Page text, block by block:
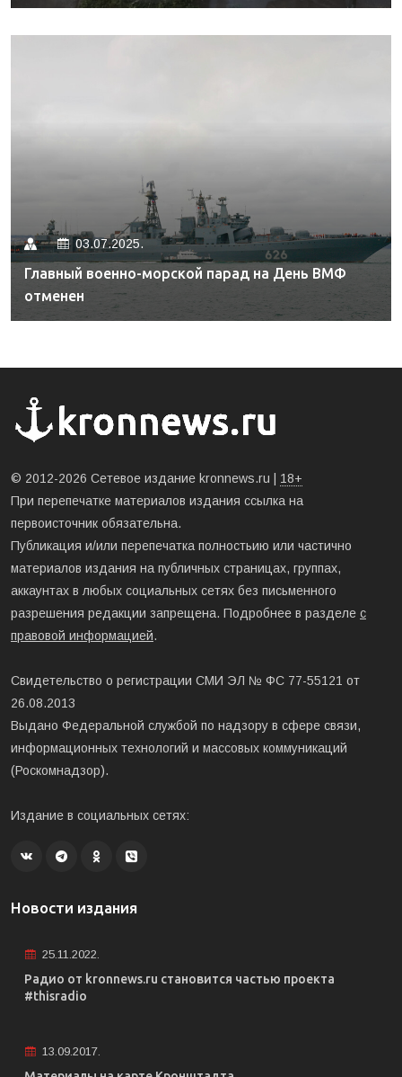
03.07.2025.
Главный военно-морской парад на День ВМФ
отменен
© 2012-2026 Сетевое издание kronnews.ru | 18+
При перепечатке материалов издания ссылка на
первоисточник обязательна.
Публикация и/или перепечатка полностьию или частично
материалов издания на публичных страницах, группах,
аккаунтах в любых социальных сетях без письменного
разрешения редакции запрещена. Подробнее в разделе с
правовой информацией.
Свидетельство о регистрации СМИ ЭЛ № ФС 77-55121 от
26.08.2013
Выдано Федеральной службой по надзору в сфере связи,
информационных технологий и массовых коммуникаций
(Роскомнадзор).
Издание в социальных сетях:
Новости издания
25.11.2022.
Радио от kronnews.ru становится частью проекта
#thisradio
13.09.2017.